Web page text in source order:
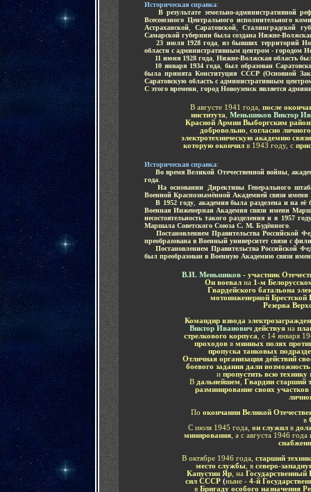
Историческая справка:
В результате земельно-административной
Всесоюзного Центрального исполнительного
Астраханской ,Саратовской ,Сталинградской
Самарской губернии была создана Нижне-
...23 июля 1928 года ,из бывших территорий
области с административным центром - городом
11 июня 1928 года Нижне-Волжская область
10 января 1934 года
был образован
была принята Конституция СССР (Основной
Саратовскую область с административным
С этого времени город Новоузенск является
В августе 1941 года, после
института
Меньшиков Виктор
Красной Армии Выборгским
добровольно
согласно
электротехническую академию
которую окончил в 1943 году, с
Историческая справка:
Во время Великой Отечественной войны,
года
...На основании Директивы Генерального
Военной Краснознамённой Академией связи
...В 1952 году, академия была разделена и на её
Военная Инженерная Академия связи имени
несостоятельность такого разделения и в 1957
Маршала Советского Союза С. М. Будённого
Постановлением Правительства Российской
преобразована в Военный университет связи с
...Постановлением Правительства Российской
был преобразован в Военную Академию связи
В.И. Меньшиков - участник
Он воевал на 1-м
Гвардейского батальона
мотоинженерной
Резерва
Командир взвода
Виктор Иванович действуя на
стрелкового корпуса , с 14 января
проходов в минных полях
пропуска танковых
Отличная организация действий
боевого задания дали
и пропустить всю технику
В дальнейшем
Гвардии старший
разминирование своих участков
По окончании Великой
в
С июля 1945 года, он служил в
минирования , а с августа 1946 года
В октябре 1946 года,
старший
место службы , в северо-
Капустин Яр, на
сил СССР(ныне - 4-й
в Бригаду особого назначения